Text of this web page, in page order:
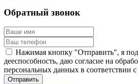
Обратный звонок
Нажимая кнопку "Отправить", я
дееспособность, даю согласие на
персональных данных в соответствии с